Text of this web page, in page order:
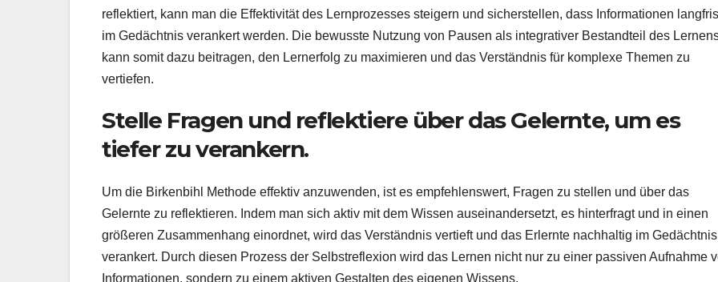
reflektiert, kann man die Effektivität des Lernprozesses steigern und sicherstellen, dass Informationen
im Gedächtnis verankert werden. Die bewusste Nutzung von Pausen als integrativer Bestandteil des
kann somit dazu beitragen, den Lernerfolg zu maximieren und das Verständnis für komplexe Themen zu
vertiefen.
Stelle Fragen und reflektiere über das Gelernte, um es
tiefer zu verankern.
Um die Birkenbihl Methode effektiv anzuwenden, ist es empfehlenswert, Fragen zu stellen und über das
Gelernte zu reflektieren. Indem man sich aktiv mit dem Wissen auseinandersetzt, es hinterfragt und in einen
größeren Zusammenhang einordnet, wird das Verständnis vertieft und das Erlernte nachhaltig im Gedächtnis
verankert. Durch diesen Prozess der Selbstreflexion wird das Lernen nicht nur zu einer passiven Aufnahme
Informationen, sondern zu einem aktiven Gestalten des eigenen Wissens.